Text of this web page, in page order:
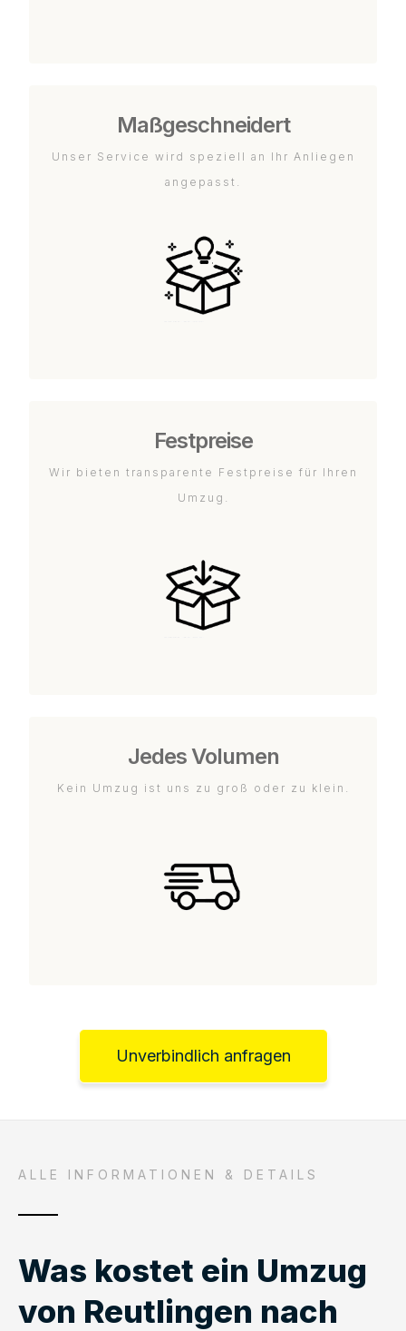
Maßgeschneidert
Unser Service wird speziell an Ihr Anliegen
angepasst.
Festpreise
Wir bieten transparente Festpreise für Ihren
Umzug.
Jedes Volumen
Kein Umzug ist uns zu groß oder zu klein.
Unverbindlich anfragen
ALLE INFORMATIONEN & DETAILS
Was kostet ein Umzug
von Reutlingen nach